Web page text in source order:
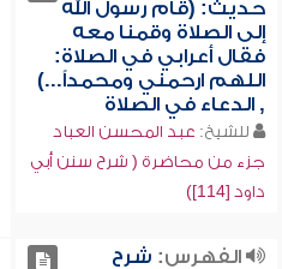
حديث: (قام رسول الله
إلى الصلاة وقمنا معه
فقال أعرابي في الصلاة:
اللهم ارحمني ومحمداً...)
, الدعاء في الصلاة
للشيخ: عبد المحسن العباد
جزء من محاضرة ( شرح سنن أبي
داود [114])
الفهرس: شرح